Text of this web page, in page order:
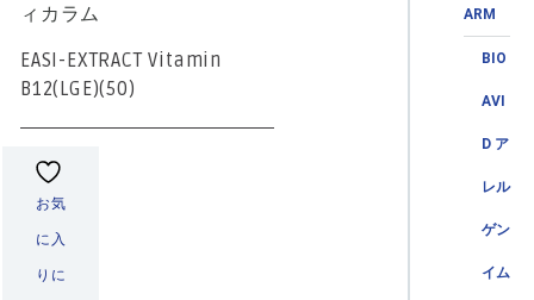
ARM
BIO
AVI
D ア
レル
ゲン
イム
ィカラム
EASI-EXTRACT Vitamin
B12(LGE)(50)
お気
に入
りに